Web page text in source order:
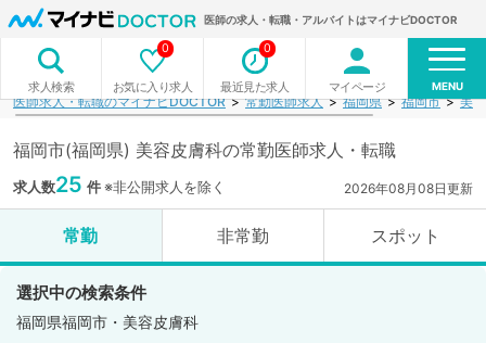
医師の求人・転職・アルバイトはマイナビDOCTOR
求人検索 お気に入り求人
0
最近見た求人
0
マイページ MENU
医師求人・転職のマイナビDOCTOR 常勤医師求人 福岡県 福岡市 美
福岡市(福岡県) 美容皮膚科の常勤医師求人・転職
求人数25 件※非公開求人を除く 2026年08月08日更新
常勤 非常勤 スポット
選択中の検索条件
福岡県福岡市・美容皮膚科